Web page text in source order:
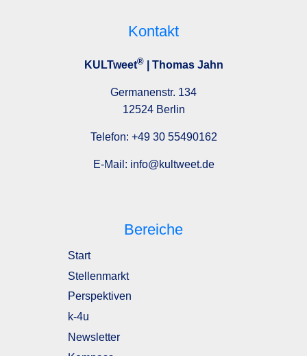
Kontakt
KULTweet®| Thomas Jahn
Germanenstr. 134
12524 Berlin
Telefon: +49 30 55490162
E-Mail: info@kultweet.de
Bereiche
Start
Stellenmarkt
Perspektiven
k-4u
Newsletter